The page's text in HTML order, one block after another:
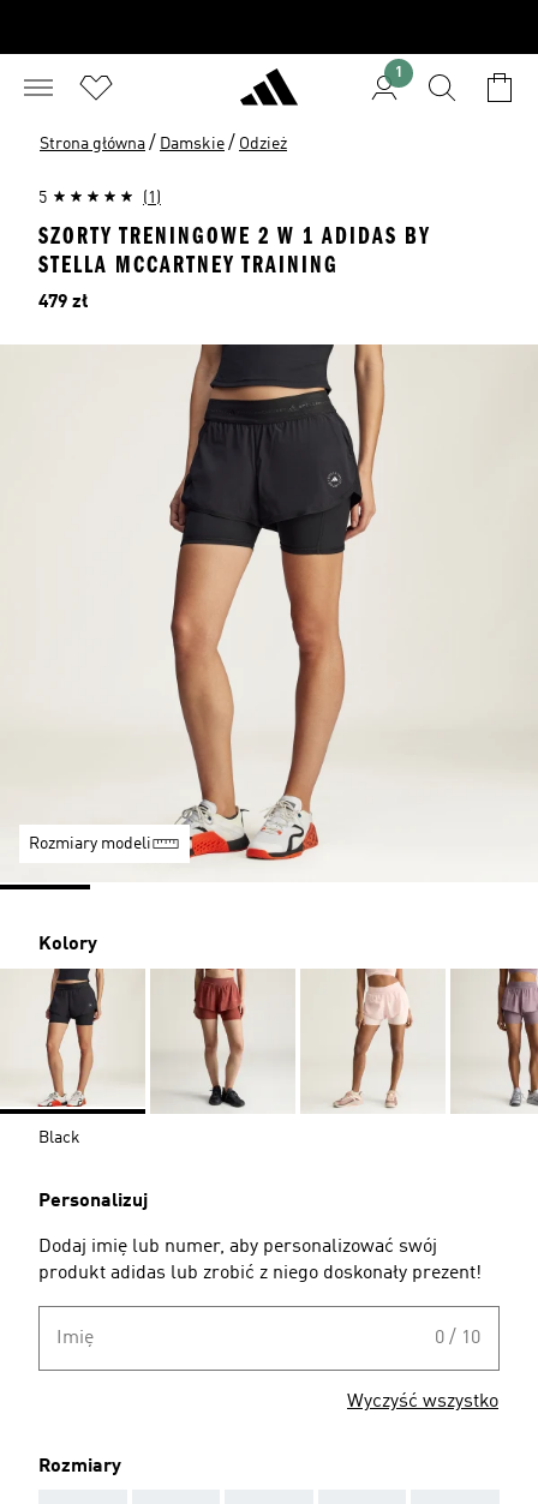
1
Strona główna / Damskie / Odzież
5 (1)
SZORTY TRENINGOWE 2 W 1 ADIDAS BY
STELLA MCCARTNEY TRAINING
Cena
479 zł
Rozmiary modeli
Kolory
Black
Personalizuj
Dodaj imię lub numer, aby personalizować swój
produkt adidas lub zrobić z niego doskonały prezent!
Imię 0 / 10
Wyczyść wszystko
Rozmiary